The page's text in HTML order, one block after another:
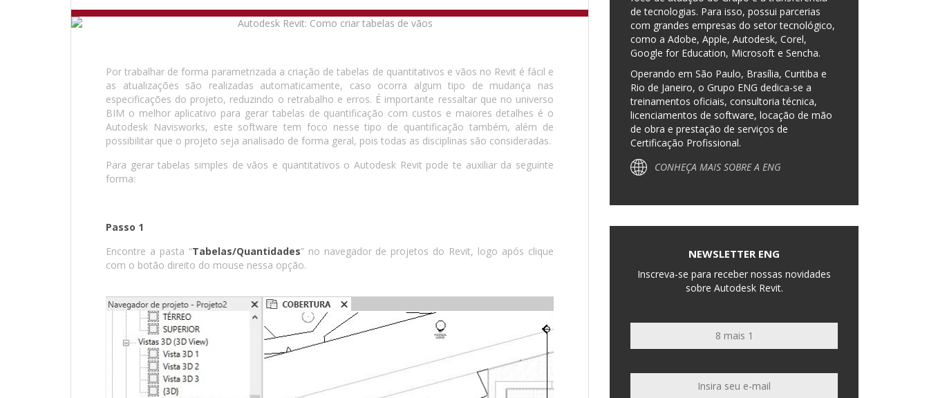
Por trabalhar de forma parametrizada a criação de tabelas de quantitativos e vãos no Revit é fácil e
as atualizações são realizadas automaticamente, caso ocorra algum tipo de mudança nas
especificações do projeto, reduzindo o retrabalho e erros. É importante ressaltar que no universo
BIM o melhor aplicativo para gerar tabelas de quantificação com custos e maiores detalhes é o
Autodesk Navisworks, este software tem foco nesse tipo de quantificação também, além de
possibilitar que o projeto seja analisado de forma geral, pois todas as disciplinas são consideradas.
Para gerar tabelas simples de vãos e quantitativos o Autodesk Revit pode te auxiliar da seguinte
forma:
Passo 1
Encontre a pasta “Tabelas/Quantidades” no navegador de projetos do Revit, logo após clique
com o botão direito do mouse nessa opção.
de tecnologias. Para isso, possui parcerias
com grandes empresas do setor tecnológico,
como a Adobe, Apple, Autodesk, Corel,
Google for Education, Microsoft e Sencha.
Operando em São Paulo, Brasília, Curitiba e
Rio de Janeiro, o Grupo ENG dedica-se a
treinamentos oficiais, consultoria técnica,
licenciamentos de software, locação de mão
de obra e prestação de serviços de
Certificação Profissional.
CONHEÇA MAIS SOBRE A ENG
NEWSLETTER ENG
Inscreva-se para receber nossas novidades
sobre Autodesk Revit.